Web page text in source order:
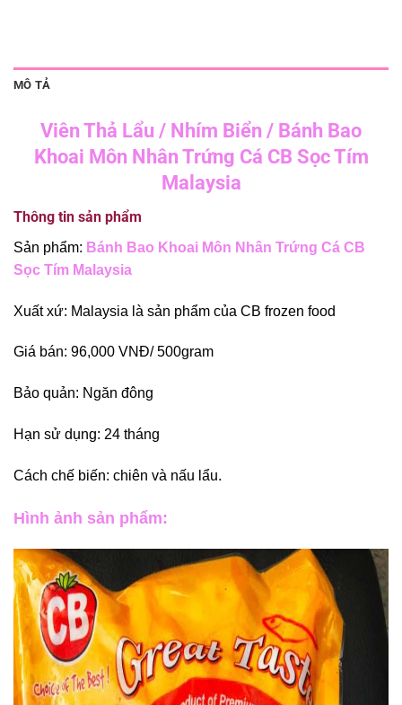
MÔ TẢ
Viên Thả Lẩu / Nhím Biển / Bánh Bao
Khoai Môn Nhân Trứng Cá CB Sọc Tím
Malaysia
Thông tin sản phẩm
Sản phẩm: Bánh Bao Khoai Môn Nhân Trứng Cá CB
Sọc Tím Malaysia
Xuất xứ: Malaysia là sản phẩm của CB frozen food
Giá bán: 96,000 VNĐ/ 500gram
Bảo quản: Ngăn đông
Hạn sử dụng: 24 tháng
Cách chế biến: chiên và nấu lẩu.
Hình ảnh sản phẩm: